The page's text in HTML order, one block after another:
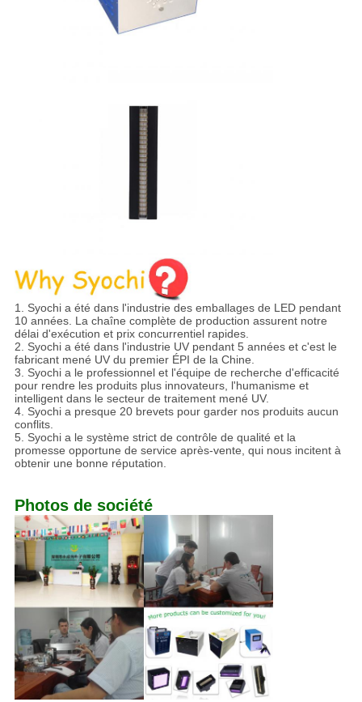
1. Syochi a été dans l'industrie des emballages de LED pendant
10 années. La chaîne complète de production assurent notre
délai d'exécution et prix concurrentiel rapides.
2. Syochi a été dans l'industrie UV pendant 5 années et c'est le
fabricant mené UV du premier ÉPI de la Chine.
3. Syochi a le professionnel et l'équipe de recherche d'efficacité
pour rendre les produits plus innovateurs, l'humanisme et
intelligent dans le secteur de traitement mené UV.
4. Syochi a presque 20 brevets pour garder nos produits aucun
conflits.
5. Syochi a le système strict de contrôle de qualité et la
promesse opportune de service après-vente, qui nous incitent à
obtenir une bonne réputation.
Photos de société